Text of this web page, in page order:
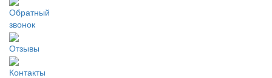
Обратный
звонок
Отзывы
Контакты